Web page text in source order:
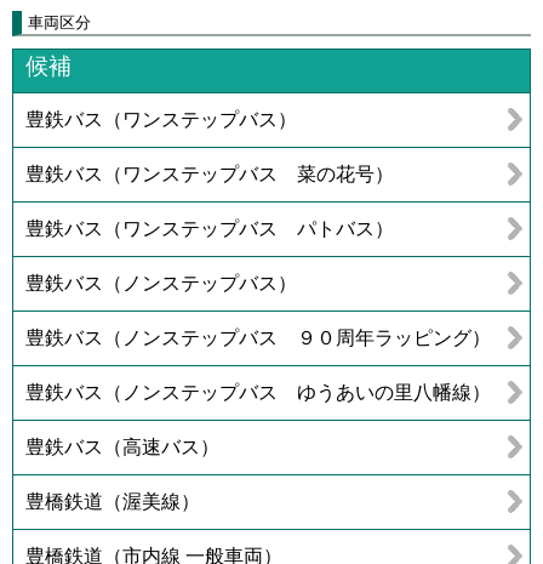
車両区分
候補
豊鉄バス（ワンステップバス）
豊鉄バス（ワンステップバス 菜の花号）
豊鉄バス（ワンステップバス パトバス）
豊鉄バス（ノンステップバス）
豊鉄バス（ノンステップバス ９０周年ラッピング）
豊鉄バス（ノンステップバス ゆうあいの里八幡線）
豊鉄バス（高速バス）
豊橋鉄道（渥美線）
豊橋鉄道（市内線 一般車両）